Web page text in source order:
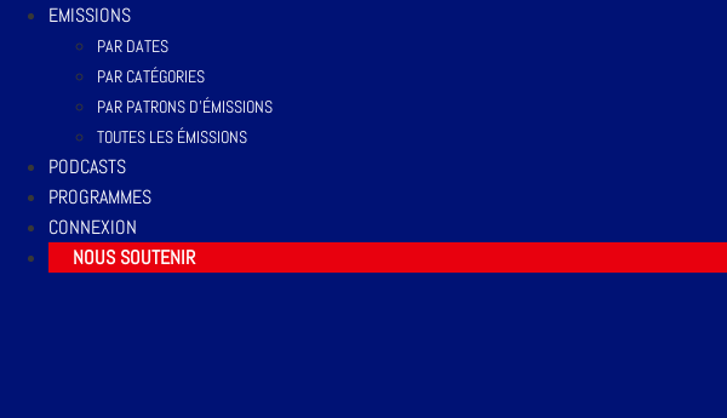
EMISSIONS
PAR DATES
PAR CATÉGORIES
PAR PATRONS D’ÉMISSIONS
TOUTES LES ÉMISSIONS
PODCASTS
PROGRAMMES
CONNEXION
NOUS SOUTENIR